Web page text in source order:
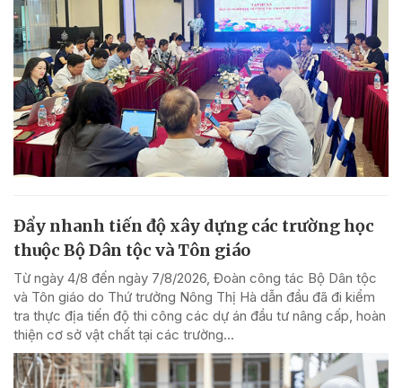
Đẩy nhanh tiến độ xây dựng các trường học
thuộc Bộ Dân tộc và Tôn giáo
Từ ngày 4/8 đến ngày 7/8/2026, Đoàn công tác Bộ Dân tộc
và Tôn giáo do Thứ trưởng Nông Thị Hà dẫn đầu đã đi kiểm
tra thực địa tiến độ thi công các dự án đầu tư nâng cấp, hoàn
thiện cơ sở vật chất tại các trường...